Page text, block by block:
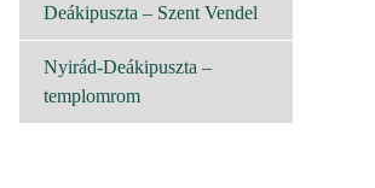
Deákipuszta – Szent Vendel
Nyirád-Deákipuszta –
templomrom